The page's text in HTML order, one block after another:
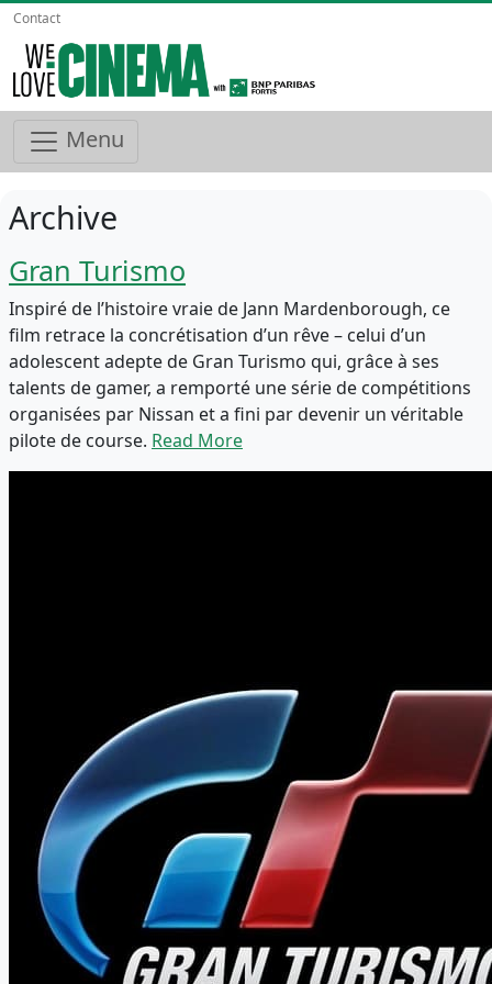
Contact
Menu
Archive
Gran Turismo
Inspiré de l’histoire vraie de Jann Mardenborough, ce
film retrace la concrétisation d’un rêve – celui d’un
adolescent adepte de Gran Turismo qui, grâce à ses
talents de gamer, a remporté une série de compétitions
organisées par Nissan et a fini par devenir un véritable
pilote de course. Read More